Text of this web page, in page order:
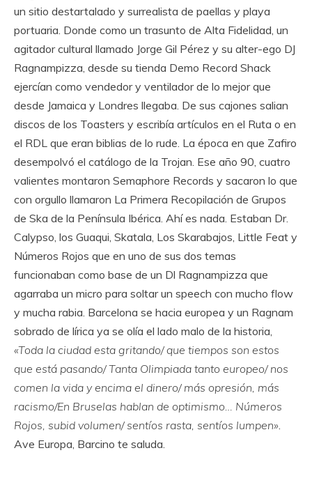
un sitio destartalado y surrealista de paellas y playa
portuaria. Donde como un trasunto de Alta Fidelidad, un
agitador cultural llamado Jorge Gil Pérez y su alter-ego DJ
Ragnampizza, desde su tienda Demo Record Shack
ejercían como vendedor y ventilador de lo mejor que
desde Jamaica y Londres llegaba. De sus cajones salian
discos de los Toasters y escribía artículos en el Ruta o en
el RDL que eran biblias de lo rude. La época en que Zafiro
desempolvó el catálogo de la Trojan. Ese año 90, cuatro
valientes montaron Semaphore Records y sacaron lo que
con orgullo llamaron La Primera Recopilación de Grupos
de Ska de la Península Ibérica. Ahí es nada. Estaban Dr.
Calypso, los Guaqui, Skatala, Los Skarabajos, Little Feat y
Números Rojos que en uno de sus dos temas
funcionaban como base de un Dl Ragnampizza que
agarraba un micro para soltar un speech con mucho flow
y mucha rabia. Barcelona se hacia europea y un Ragnam
sobrado de lírica ya se olía el lado malo de la historia,
«Toda la ciudad esta gritando/ que tiempos son estos
que está pasando/ Tanta Olimpiada tanto europeo/ nos
comen la vida y encima el dinero/ más opresión, más
racismo/En Bruselas hablan de optimismo… Números
Rojos, subid volumen/ sentíos rasta, sentíos lumpen».
Ave Europa, Barcino te saluda.